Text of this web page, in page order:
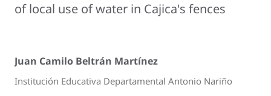
of local use of water in Cajica's fences
Juan Camilo Beltrán Martínez
Institución Educativa Departamental Antonio Nariño